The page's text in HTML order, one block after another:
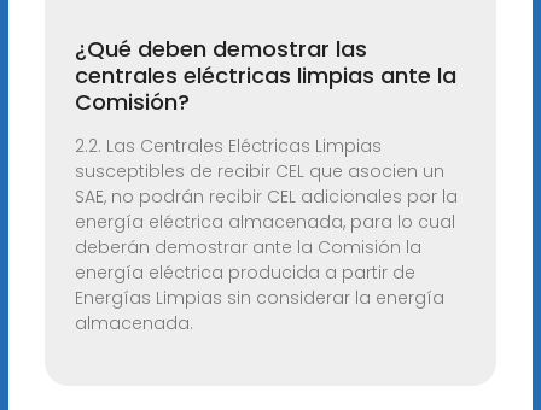
¿Qué deben demostrar las
centrales eléctricas limpias ante la
Comisión?
2.2. Las Centrales Eléctricas Limpias
susceptibles de recibir CEL que asocien un
SAE, no podrán recibir CEL adicionales por la
energía eléctrica almacenada, para lo cual
deberán demostrar ante la Comisión la
energía eléctrica producida a partir de
Energías Limpias sin considerar la energía
almacenada.